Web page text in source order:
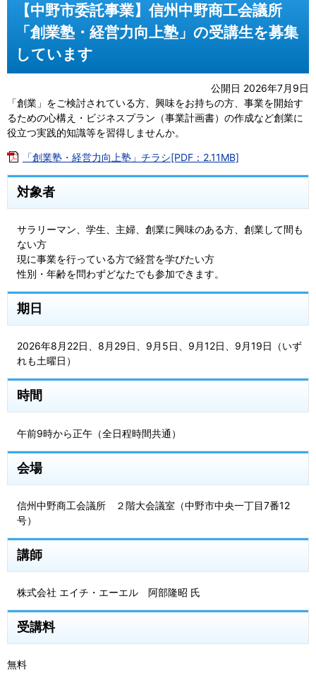
【中野市委託事業】信州中野商工会議所
「創業塾・経営力向上塾」の受講生を募集
しています
公開日 2026年7月9日
「創業」をご検討されている方、興味をお持ちの方、事業を開始す
るための心構え・ビジネスプラン（事業計画書）の作成など創業に
役立つ実践的知識等を習得しませんか。
「創業塾・経営力向上塾」チラシ[PDF：2.11MB]
対象者
サラリーマン、学生、主婦、創業に興味のある方、創業して間も
ない方
現に事業を行っている方で経営を学びたい方
性別・年齢を問わずどなたでも参加できます。
期日
2026年8月22日、8月29日、9月5日、9月12日、9月19日（いず
れも土曜日）
時間
午前9時から正午（全日程時間共通）
会場
信州中野商工会議所 ２階大会議室（中野市中央一丁目7番12
号）
講師
株式会社 エイチ・エーエル 阿部隆昭 氏
受講料
無料